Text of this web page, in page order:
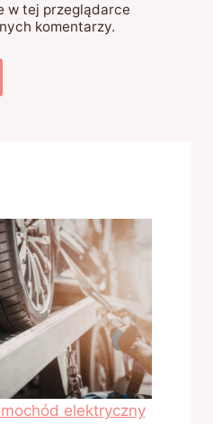
w tej przeglądarce
komentarzy.
elektryczny